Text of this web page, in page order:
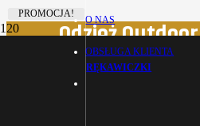
O NAS
OBSŁUGA KLIENTA
RĘKAWICZKI
Odzież Outdoor
Strona główna
PROMOCJA!
PROMOCJA!
PROMOCJA!